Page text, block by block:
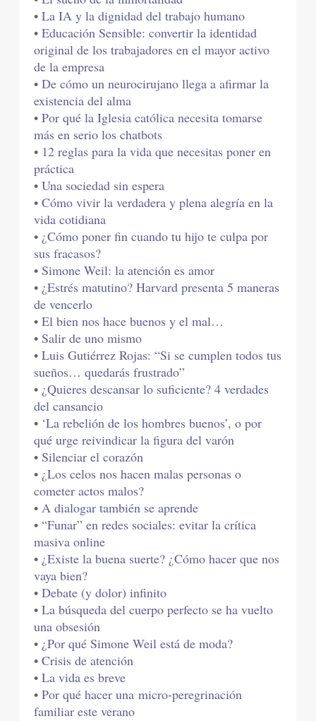
• La IA y la dignidad del trabajo humano
•Educación Sensible: convertir la identidad
original de los trabajadores en el mayor activo
de la empresa
•De cómo un neurocirujano llega a afirmar la
existencia del alma
•Por qué la Iglesia católica necesita tomarse
más en serio los chatbots
• 12 reglas para la vida que necesitas poner en
práctica
•Una sociedad sin espera
•Cómo vivir la verdadera y plena alegría en la
vida cotidiana
• ¿Cómo poner fin cuando tu hijo te culpa por
sus fracasos?
• Simone Weil: la atención es amor
• ¿Estrés matutino? Harvard presenta 5 maneras
de vencerlo
•El bien nos hace buenos y el mal…
• Salir de uno mismo
•Luis Gutiérrez Rojas: “Si se cumplen todos tus
sueños… quedarás frustrado”
• ¿Quieres descansar lo suficiente? 4 verdades
del cansancio
• ‘La rebelión de los hombres buenos’, o por
qué urge reivindicar la figura del varón
• Silenciar el corazón
• ¿Los celos nos hacen malas personas o
cometer actos malos?
•A dialogar también se aprende
•“Funar” en redes sociales: evitar la crítica
masiva online
• ¿Existe la buena suerte? ¿Cómo hacer que nos
vaya bien?
•Debate (y dolor) infinito
•La búsqueda del cuerpo perfecto se ha vuelto
una obsesión
• ¿Por qué Simone Weil está de moda?
•Crisis de atención
•La vida es breve
•Por qué hacer una micro-peregrinación
familiar este verano